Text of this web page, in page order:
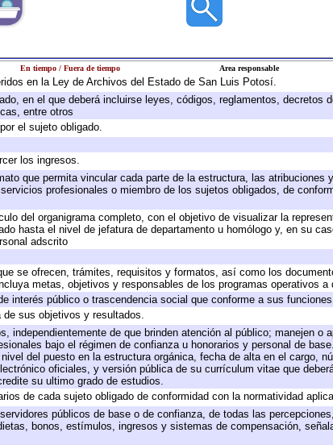
En tiempo / Fuera de tiempo Area responsable
en la Ley de Archivos del Estado de San Luis Potosí.
en el que deberá incluirse leyes, códigos, reglamentos, decretos
entre otros
el sujeto obligado.
los ingresos.
que permita vincular cada parte de la estructura, las atribuciones
profesionales o miembro de los sujetos obligados, de
del organigrama completo, con el objetivo de visualizar la
hasta el nivel de jefatura de departamento u homólogo y, en su
adscrito
se ofrecen, trámites, requisitos y formatos, así como los
metas, objetivos y responsables de los programas operativos a
interés público o trascendencia social que conforme a sus
sus objetivos y resultados.
independientemente de que brinden atención al público; manejen o
bajo el régimen de confianza u honorarios y personal de
del puesto en la estructura orgánica, fecha de alta en el cargo,
oficiales, y versión pública de su currículum vitae que
su ultimo grado de estudios.
de cada sujeto obligado de conformidad con la normatividad
públicos de base o de confianza, de todas las
bonos, estímulos, ingresos y sistemas de compensación,